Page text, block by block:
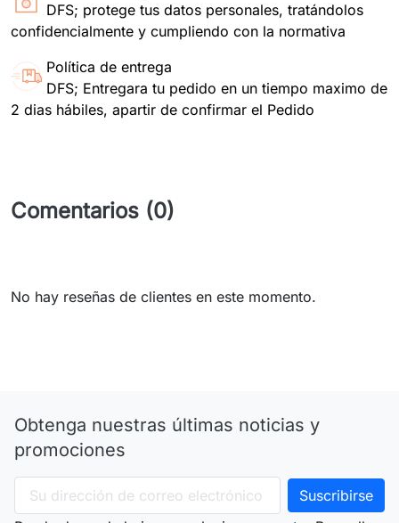
DFS; protege tus datos personales, tratándolos
confidencialmente y cumpliendo con la normativa
Política de entrega
DFS; Entregara tu pedido en un tiempo maximo de
2 dias hábiles, apartir de confirmar el Pedido
Comentarios (0)
No hay reseñas de clientes en este momento.
Obtenga nuestras últimas noticias y
promociones